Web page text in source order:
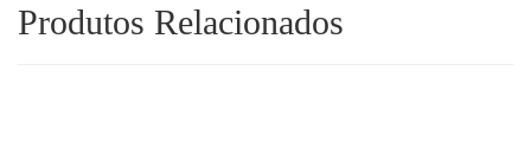
Produtos Relacionados